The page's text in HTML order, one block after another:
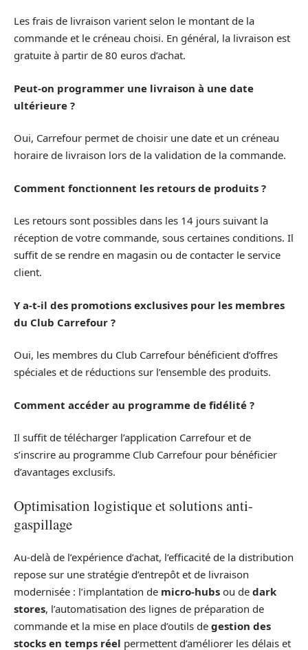
Les frais de livraison varient selon le montant de la
commande et le créneau choisi. En général, la livraison est
gratuite à partir de 80 euros d’achat.
Peut-on programmer une livraison à une date
ultérieure ?
Oui, Carrefour permet de choisir une date et un créneau
horaire de livraison lors de la validation de la commande.
Comment fonctionnent les retours de produits ?
Les retours sont possibles dans les 14 jours suivant la
réception de votre commande, sous certaines conditions. Il
suffit de se rendre en magasin ou de contacter le service
client.
Y a-t-il des promotions exclusives pour les membres
du Club Carrefour ?
Oui, les membres du Club Carrefour bénéficient d’offres
spéciales et de réductions sur l’ensemble des produits.
Comment accéder au programme de fidélité ?
Il suffit de télécharger l’application Carrefour et de
s’inscrire au programme Club Carrefour pour bénéficier
d’avantages exclusifs.
Optimisation logistique et solutions anti-
gaspillage
Au-delà de l’expérience d’achat, l’efficacité de la distribution
repose sur une stratégie d’entrepôt et de livraison
modernisée : l’implantation de micro-hubs ou de dark
stores, l’automatisation des lignes de préparation de
commande et la mise en place d’outils de gestion des
stocks en temps réel permettent d’améliorer les délais et